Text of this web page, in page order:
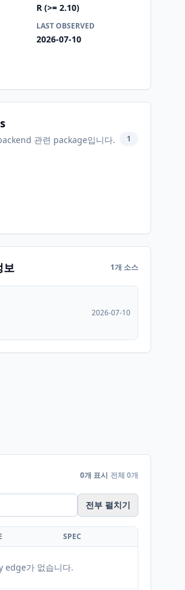
R (>= 2.10)
LAST OBSERVED
2026-07-10
관련 package입니다. 1
보 1개 소스
2026-07-10
0개 표시 전체 0개
전부 펼치기
SPEC
edge가 없습니다.